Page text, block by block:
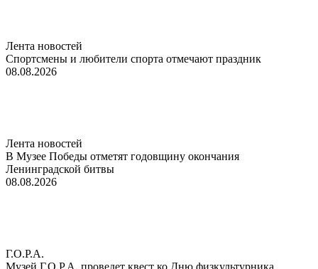
Лента новостей
Спортсмены и любители спорта отмечают праздник
08.08.2026
Лента новостей
В Музее Победы отметят годовщину окончания
Ленинградской битвы
08.08.2026
Г.О.Р.А.
Музей Г.О.Р.А. проведет квест ко Дню физкультурника